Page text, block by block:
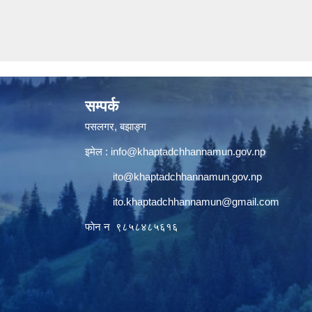
सम्पर्क
पसलगर, बझाङ्ग
इमेल : info@khaptadchhannamun.gov.np
ito@khaptadchhannamun.gov.np
ito.khaptadchhannamun@gmail.com
फाेन न‌‍‍ ९८५८४८५६१६